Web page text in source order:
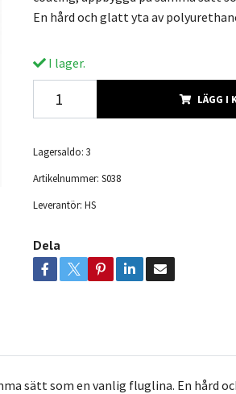
En hård och glatt yta av
I lager.
LÄGG I
Lagersaldo: 3
Artikelnummer: S038
Leverantör: HS
Dela
sätt som en vanlig fluglina. En hård